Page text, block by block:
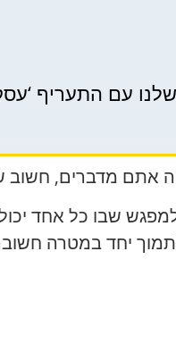
אתם מדברים,
שבו כל אחד
יחד במטרה